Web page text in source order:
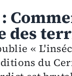
des
«
du